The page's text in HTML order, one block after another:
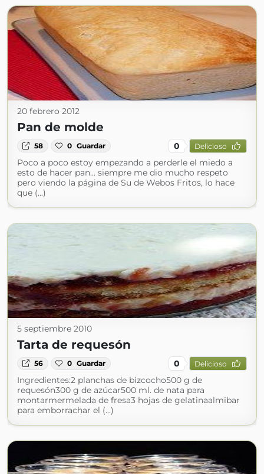
20 febrero 2012
Pan de molde
58 0 Guardar 0 Delicioso
Poco a poco estoy empezando a perderle el miedo a
esto de hacer pan... siempre me dio mucho respeto
pero viendo la página de Su de Webos Fritos, lo hace
que (...)
5 septiembre 2010
Tarta de requesón
56 0 Guardar 0 Delicioso
Ingredientes:2 planchas de bizcocho500 g de
requesón300 g de azúcar500 ml. de nata para
montarmermelada de fresa3 hojas de gelatinaalmibar
para emborrachar el (...)